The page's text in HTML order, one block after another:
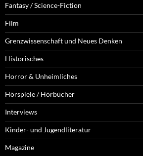
Fantasy / Science-Fiction
Film
Grenzwissenschaft und Neues Denken
Historisches
Horror & Unheimliches
Hörspiele / Hörbücher
Interviews
Kinder- und Jugendliteratur
Magazine